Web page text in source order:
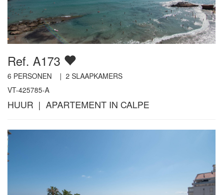
Ref. A173
6 PERSONEN | 2 SLAAPKAMERS
VT-425785-A
HUUR | APARTEMENT IN CALPE